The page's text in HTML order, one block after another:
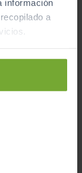
información
a